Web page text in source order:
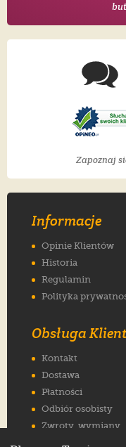
Zapoznaj
Informacje
Opinie Klientów
Historia
Regulamin
Polityka
Obsługa
Kontakt
Dostawa
Płatności
Odbiór osobisty
Zwroty, wymiany